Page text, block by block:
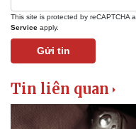
This site is protected by reCAPTCHA
Service apply.
Gửi tin
Tin liên quan